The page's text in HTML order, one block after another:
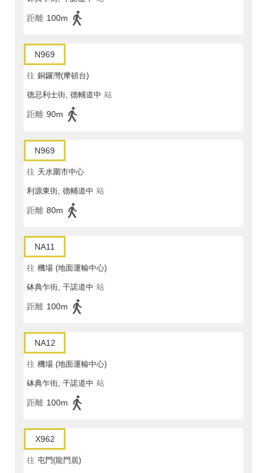
距離 100m
N969
往 銅鑼灣(摩頓台)
德忌利士街, 德輔道中 站
距離 90m
N969
往 天水圍市中心
利源東街, 德輔道中 站
距離 80m
NA11
往 機場 (地面運輸中心)
砵典乍街, 干諾道中 站
距離 100m
NA12
往 機場 (地面運輸中心)
砵典乍街, 干諾道中 站
距離 100m
X962
往 屯門(龍門居)